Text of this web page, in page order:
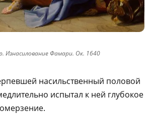
Изнасилование Фамари. Ок. 1640
насильственный половой
испытал к ней глубокое